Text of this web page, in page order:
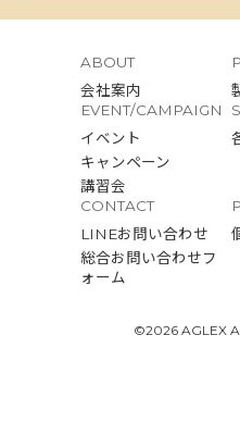
ABOUT
会社案内
EVENT/CAMPAIGN
イベント
キャンペーン
講習会
CONTACT
LINEお問い合わせ
総合お問い合わせフ
ォーム
©2026 AGLEX